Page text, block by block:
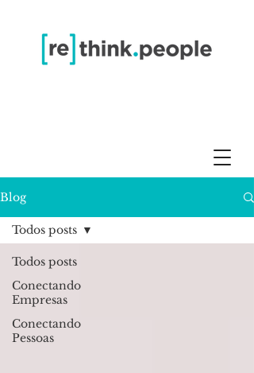
Blog
Todos posts
Conectando
Empresas
Conectando
Pessoas
Todos posts